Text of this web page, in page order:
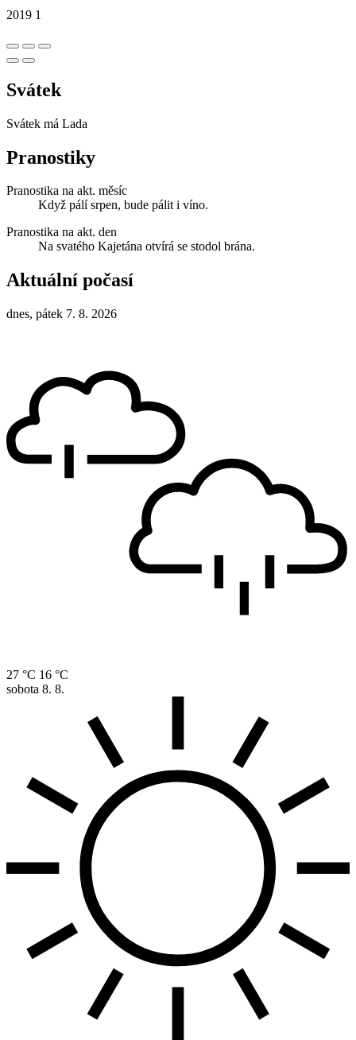
2019 1
Svátek
Svátek má Lada
Pranostiky
Pranostika na akt. měsíc
Když pálí srpen, bude pálit i víno.
Pranostika na akt. den
Na svatého Kajetána otvírá se stodol brána.
Aktuální počasí
dnes, pátek 7. 8. 2026
27 °C 16 °C
sobota 8. 8.